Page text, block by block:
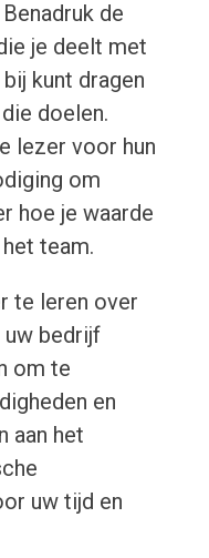
de
je deelt met
kunt dragen
doelen.
lezer voor hun
om
hoe je waarde
team.
te leren over
uw bedrijf
om te
en
aan het
uw tijd en